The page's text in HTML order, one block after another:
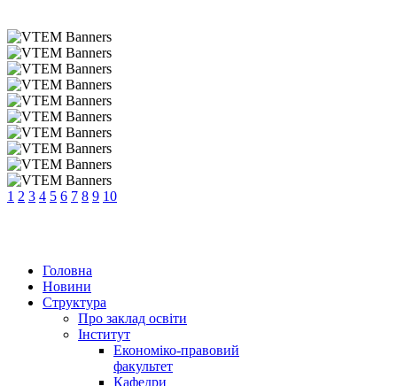
1 2 3 4 5 6 7 8 9 10
Головна
Новини
Структура
Про заклад освіти
Інститут
Економіко-правовий
факультет
Кафедри